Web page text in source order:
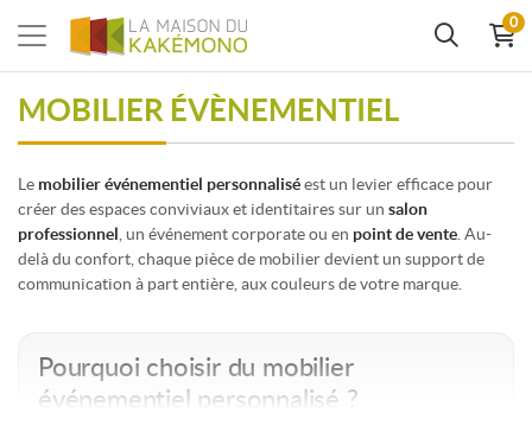
0
MOBILIER ÉVÈNEMENTIEL
Le mobilier événementiel personnaliséest un levier efficace pour
créer des espaces conviviaux et identitaires sur un salon
professionnel, un événement corporate ou en point de vente. Au-
delà du confort, chaque pièce de mobilier devient un support de
communication à part entière, aux couleurs de votre marque.
Pourquoi choisir du mobilier
événementiel personnalisé ?